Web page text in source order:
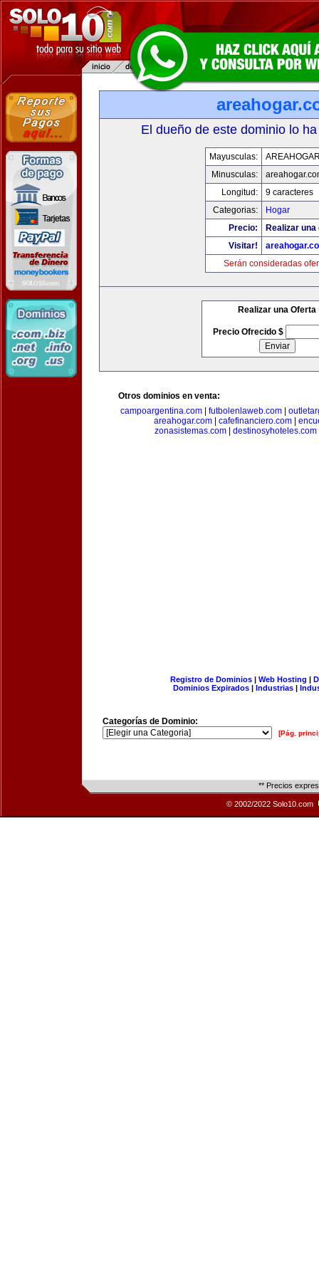
El dueño de este dominio lo
Mayusculas:
Minusculas:
Longitud:
9 caracteres
Categorias:
Hogar
Precio:
Realizar
Visitar!
Serán consideradas
Realizar una Oferta
Precio Ofrecido $
Otros dominios en venta:
campoargentina.com| futbolenlaweb.com|
areahogar.com| cafefinanciero.com|
zonasistemas.com| destinosyhoteles.com
Registro de Dominios| Web Hosting |
Dominios Expirados | Industrias |
Categorías de Dominio:
[Pág.
** Precios
© 2002/2022 Solo10.com